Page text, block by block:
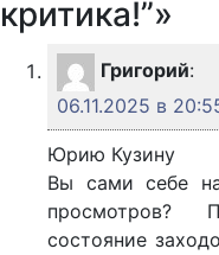
критика!”»
Григорий:
06.11.2025 в
Юрию Кузину
Вы сами себе
просмотров?
состояние